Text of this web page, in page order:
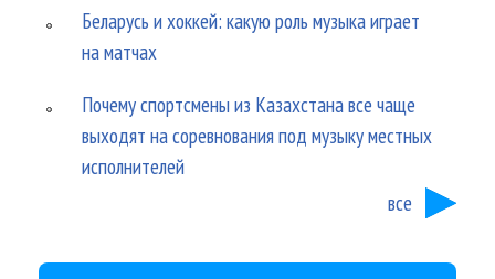
Беларусь и хоккей: какую роль музыка играет
на матчах
Почему спортсмены из Казахстана все чаще
выходят на соревнования под музыку местных
исполнителей
все